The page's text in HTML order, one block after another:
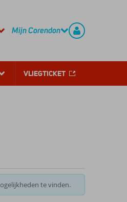
Mijn Corendon
VLIEGTICKET
te vinden.